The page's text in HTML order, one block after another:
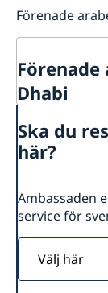
Förenade
Dhabi
Om oss
Ambassadens
Vi är en
Team Sweden
Anmäl
Aktuellt
Nyheter
Ska du
här?
Ambassaden
service för
Välj
här